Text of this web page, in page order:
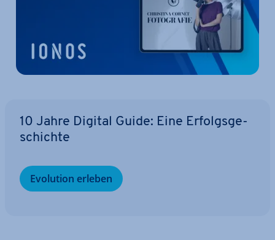
10 Jahre Digital Guide: Eine Er­folgs­ge­
schich­te
Evolution erleben